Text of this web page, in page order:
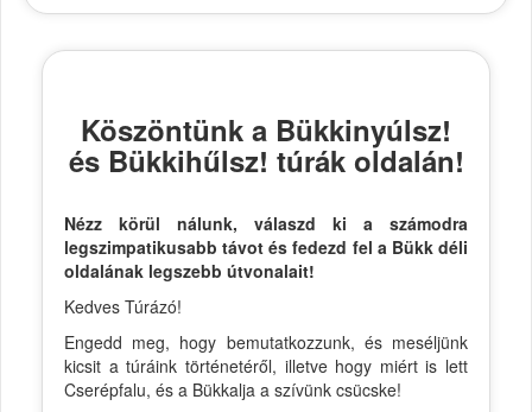
Köszöntünk a Bükkinyúlsz!
és Bükkihűlsz! túrák oldalán!
Nézz körül nálunk, válaszd ki a számodra
legszimpatikusabb távot és fedezd fel a Bükk déli
oldalának legszebb útvonalait!
Kedves Túrázó!
Engedd meg, hogy bemutatkozzunk, és meséljünk
kicsit a túráink történetéről, illetve hogy miért is lett
Cserépfalu, és a Bükkalja a szívünk csücske!